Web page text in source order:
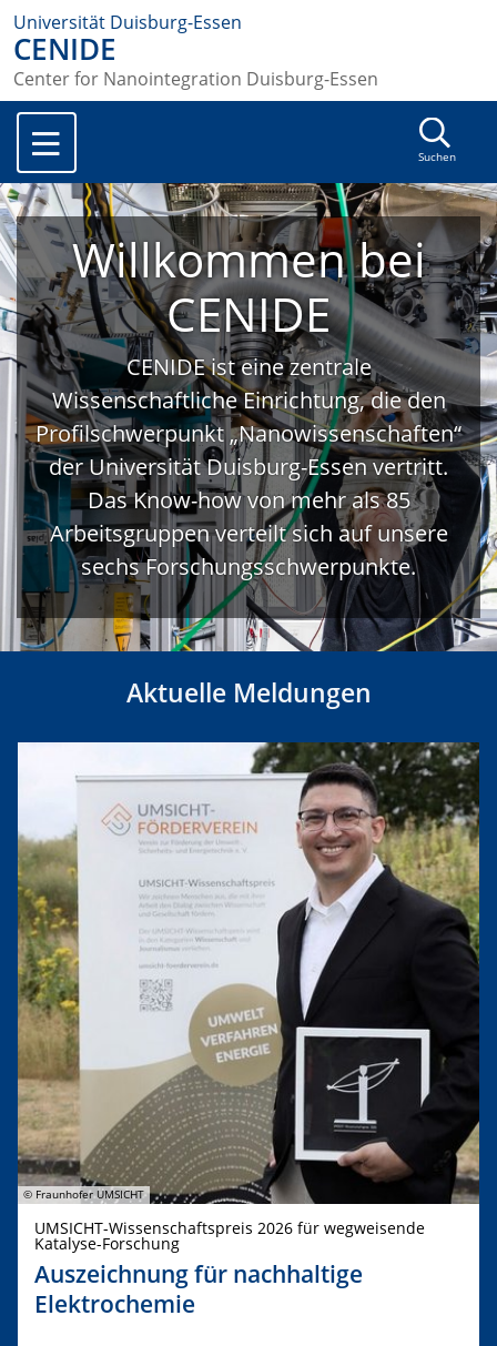
Universität Duisburg-Essen
CENIDE
Center for Nanointegration Duisburg-Essen
Suchen
Willkommen bei
CENIDE
CENIDE ist eine zentrale
Wissenschaftliche Einrichtung, die den
Profilschwerpunkt „Nanowissenschaften“
der Universität Duisburg-Essen vertritt.
Das Know-how von mehr als 85
Arbeitsgruppen verteilt sich auf unsere
sechs Forschungsschwerpunkte.
Aktuelle Meldungen
© Fraunhofer UMSICHT
UMSICHT-Wissenschaftspreis 2026 für wegweisende
Katalyse-Forschung
Auszeichnung für nachhaltige
Elektrochemie